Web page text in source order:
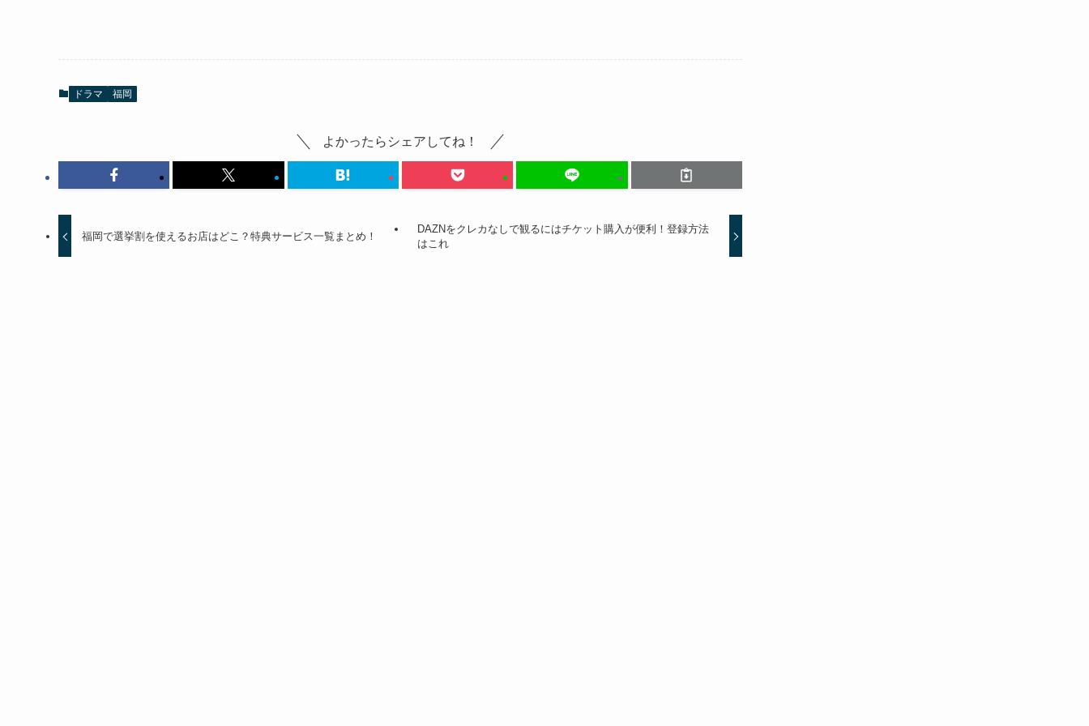
ドラマ 福岡
よかったらシェアしてね！
福岡で選挙割を使えるお店はどこ？特典サービス一覧まとめ！
DAZNをクレカなしで観るにはチケット購入が便利！登録方法
はこれ